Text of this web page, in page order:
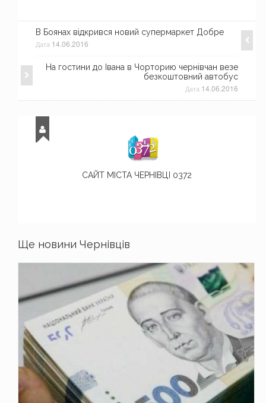
В Боянах відкрився новий супермаркет Добре
Дата 14.06.2016
На гостини до Івана в Чорторию чернівчан везе
безкоштовний автобус
Дата 14.06.2016
САЙТ МІСТА ЧЕРНІВЦІ 0372
Ще новини Чернівців